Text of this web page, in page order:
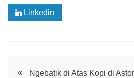
Linkedin
PostNgebatik di Atas Kopi di